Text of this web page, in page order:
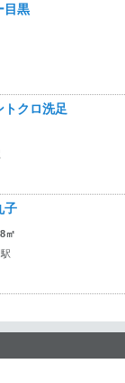
目黒
トクロ洗足
子
㎡